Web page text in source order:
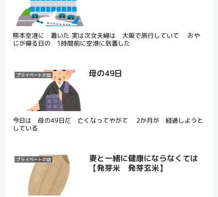
熊本空港に 着いた 実は次女夫婦は 大阪で旅行していて おや
じが帰る日の 1時間前に空港に到着した
プライベートの話 母の49日
今日は 母の49日だ 亡くなってやがて 2か月が 経過しようと
している
プライベートの話
妻と一緒に健康にならなくては
【発芽米 発芽玄米】